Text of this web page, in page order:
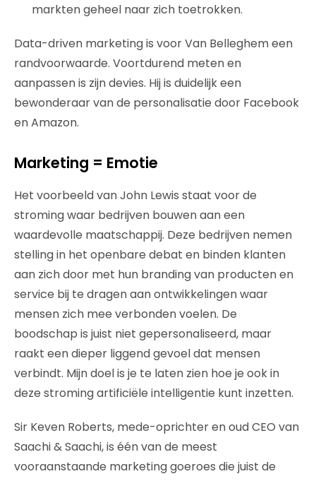
markten geheel naar zich toetrokken.
Data-driven marketing is voor Van Belleghem een
randvoorwaarde. Voortdurend meten en
aanpassen is zijn devies. Hij is duidelijk een
bewonderaar van de personalisatie door Facebook
en Amazon.
Marketing = Emotie
Het voorbeeld van John Lewis staat voor de
stroming waar bedrijven bouwen aan een
waardevolle maatschappij. Deze bedrijven nemen
stelling in het openbare debat en binden klanten
aan zich door met hun branding van producten en
service bij te dragen aan ontwikkelingen waar
mensen zich mee verbonden voelen. De
boodschap is juist niet gepersonaliseerd, maar
raakt een dieper liggend gevoel dat mensen
verbindt. Mijn doel is je te laten zien hoe je ook in
deze stroming artificiële intelligentie kunt inzetten.
Sir Keven Roberts, mede-oprichter en oud CEO van
Saachi & Saachi, is één van de meest
vooraanstaande marketing goeroes die juist de